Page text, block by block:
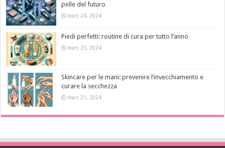
pelle del futuro
mars 24, 2024
Piedi perfetti: routine di cura per tutto l’anno
mars 23, 2024
Skincare per le mani: prevenire l’invecchiamento e
curare la secchezza
mars 21, 2024